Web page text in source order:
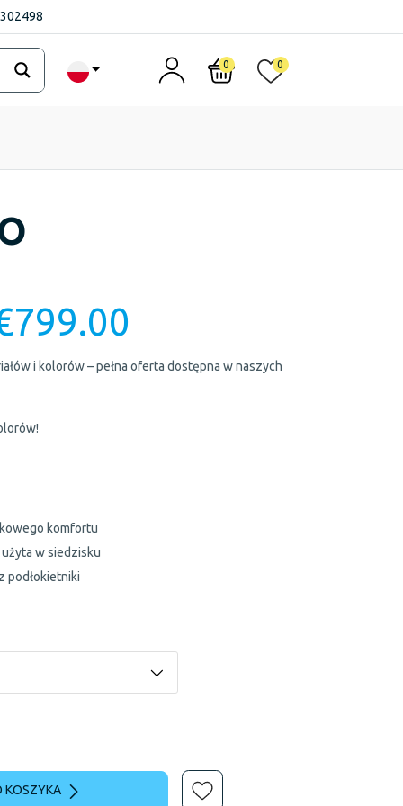
0 0
799.00
i kolorów – pełna oferta dostępna w naszych
komfortu
w siedzisku
podłokietniki
KOSZYKA